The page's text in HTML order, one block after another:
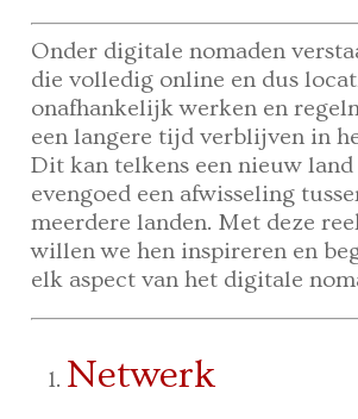
Onder digitale nomaden
die volledig online en dus
onafhankelijk werken en
een langere tijd verblijven in
Dit kan telkens een nieuw
evengoed een afwisseling
meerdere landen. Met deze
willen we hen inspireren en
elk aspect van het digitale
Netwerk